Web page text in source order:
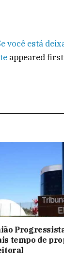
você está
appeared
tempo de